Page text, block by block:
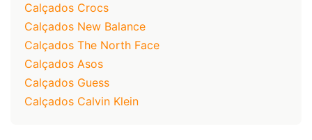
Calçados Crocs
Calçados New Balance
Calçados The North Face
Calçados Asos
Calçados Guess
Calçados Calvin Klein